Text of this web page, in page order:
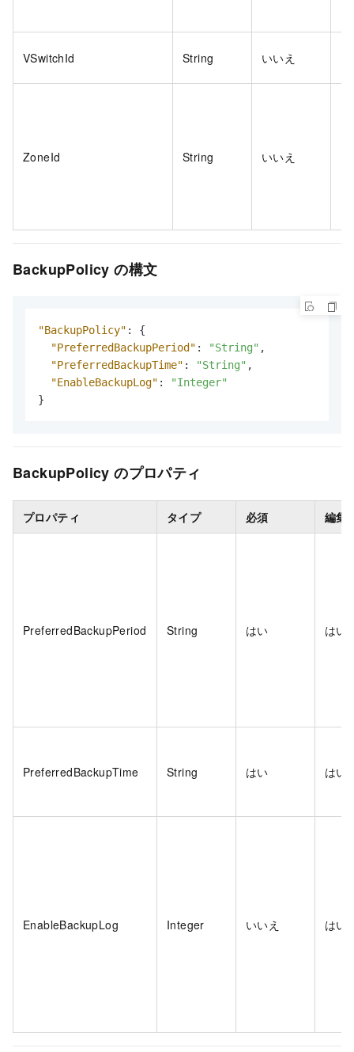
VSwitchId String いいえ
ZoneId String いいえ
BackupPolicy の構文
"BackupPolicy" :
{
"PreferredBackupPeriod" : "String" ,
"PreferredBackupTime" : "String" ,
"EnableBackupLog" :
"Integer"
}
BackupPolicy のプロパティ
プロパティ タイプ 必須 編集
PreferredBackupPeriod String はい はい
PreferredBackupTime String はい はい
EnableBackupLog Integer いいえ はい